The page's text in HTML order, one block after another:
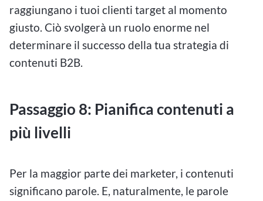
raggiungano i tuoi clienti target al momento
giusto. Ciò svolgerà un ruolo enorme nel
determinare il successo della tua strategia di
contenuti B2B.
Passaggio 8: Pianifica contenuti a
più livelli
Per la maggior parte dei marketer, i contenuti
significano parole. E, naturalmente, le parole